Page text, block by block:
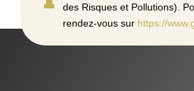
des Risques et Pollutions).
rendez-vous sur https://